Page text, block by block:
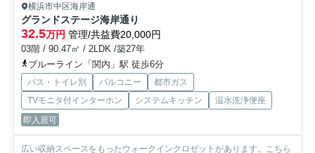
横浜市中区海岸通
グランドステージ海岸通り
32.5万円 管理/共益費20,000円
03階 / 90.47㎡ / 2LDK /築27年
ブルーライン「関内」駅 徒歩6分
バス・トイレ別 バルコニー
都市ガス
TVモニタ付インターホン
システムキッチン
温水洗浄便座
即入居可
広い収納スペースをもったウォークインクロゼットがあります。こちら